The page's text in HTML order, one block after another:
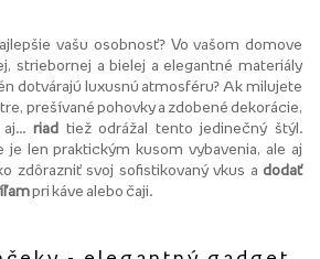
vašu osobnosť? Vo vašom domove
striebornej a bielej a elegantné materiály
dotvárajú luxusnú atmosféru? Ak milujete
prešívané pohovky a zdobené dekorácie,
riad
tiež odrážal tento jedinečný štýl.
je len praktickým kusom vybavenia, ale aj
zdôrazniť svoj sofistikovaný vkus a dodať
pri káve alebo čaji.